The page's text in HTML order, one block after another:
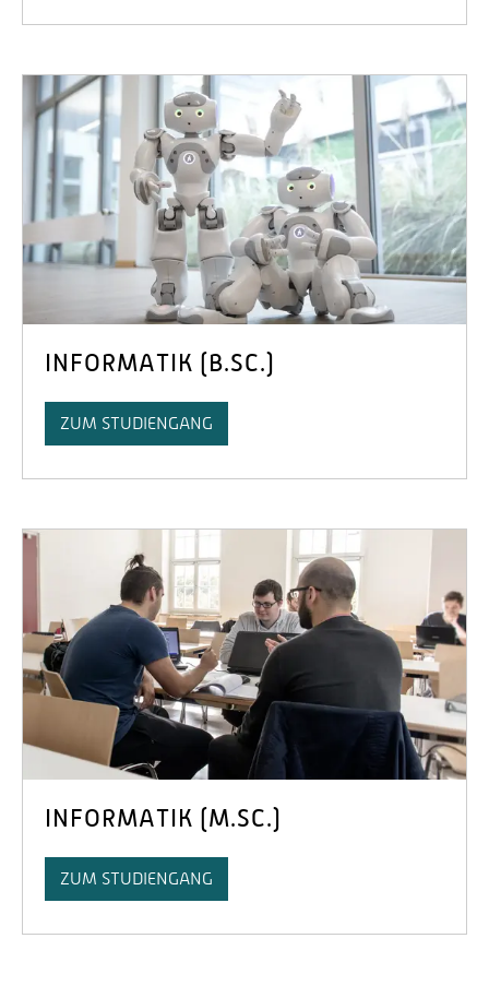
INFORMATIK (B.SC.)
ZUM STUDIENGANG
INFORMATIK (M.SC.)
ZUM STUDIENGANG